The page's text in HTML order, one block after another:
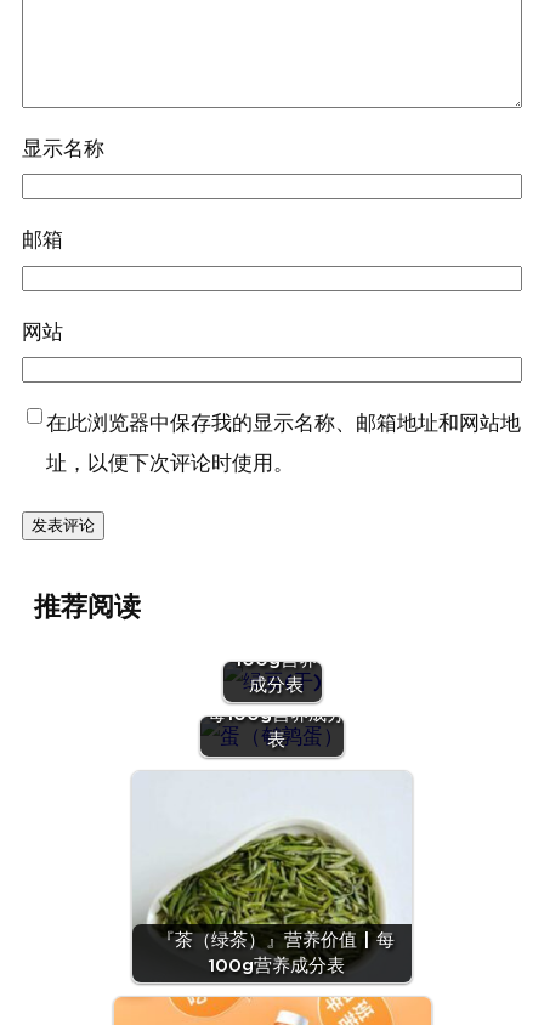
显示名称
邮箱
网站
在此浏览器中保存我的显示名称、邮箱地址和网站地
址，以便下次评论时使用。
推荐阅读
100g营养
成分表
『蛋（鹌鹑
蛋）』营养价值 |
每100g营养成分
表
『茶（绿茶）』营养价值 | 每
100g营养成分表